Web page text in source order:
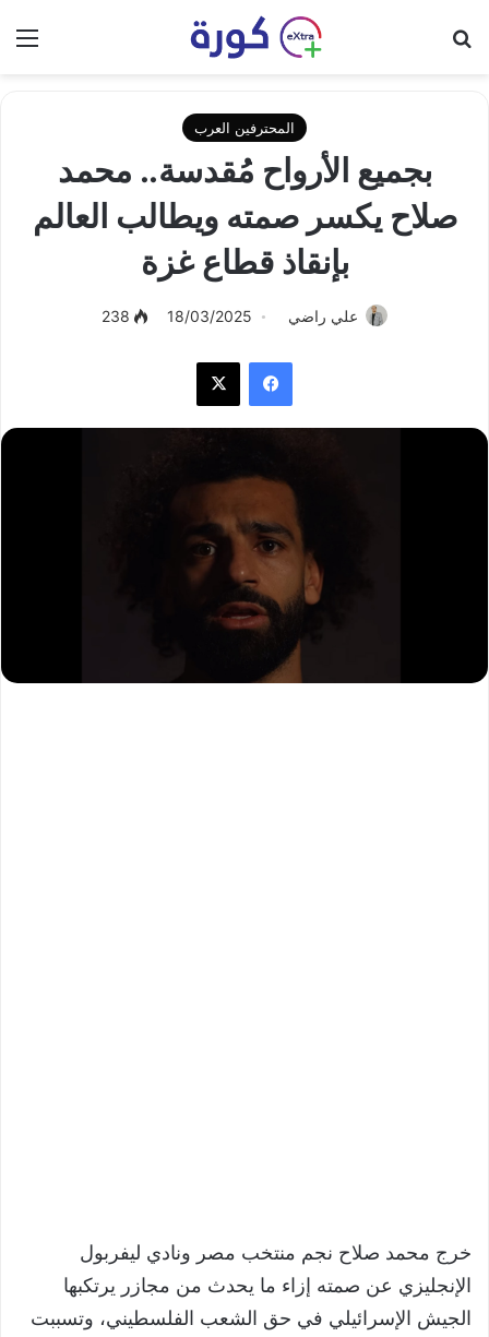
المحترفين العرب
بجميع الأرواح مُقدسة.. محمد
صلاح يكسر صمته ويطالب العالم
بإنقاذ قطاع غزة
علي راضي 18/03/2025
238
فيسبوك
خرج محمد صلاح نجم منتخب مصر ونادي ليفربول
الإنجليزي عن صمته إزاء ما يحدث من مجازر يرتكبها
الجيش الإسرائيلي في حق الشعب الفلسطيني، وتسببت